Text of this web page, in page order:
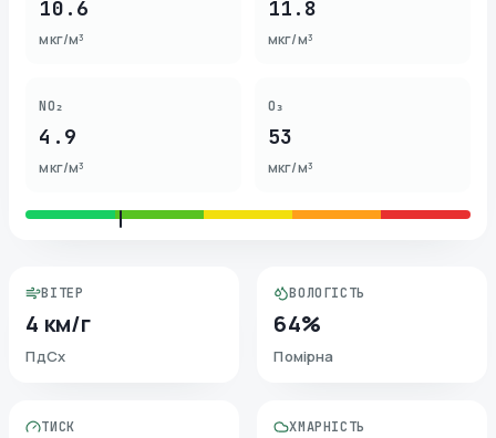
10.6
мкг/м³
11.8
мкг/м³
NO₂
4.9
мкг/м³
O₃
53
мкг/м³
ВІТЕР
4 км/г
ПдСх
ВОЛОГІСТЬ
64%
Помірна
ТИСК ХМАРНІСТЬ